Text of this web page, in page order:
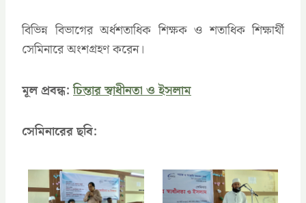
বিভিন্ন বিভাগের অর্ধশতাধিক শিক্ষক ও শতাধিক শিক্ষার্থী
সেমিনারে অংশগ্রহণ করেন।
মূল প্রবন্ধ: চিন্তার স্বাধীনতা ও ইসলাম
সেমিনারের ছবি: